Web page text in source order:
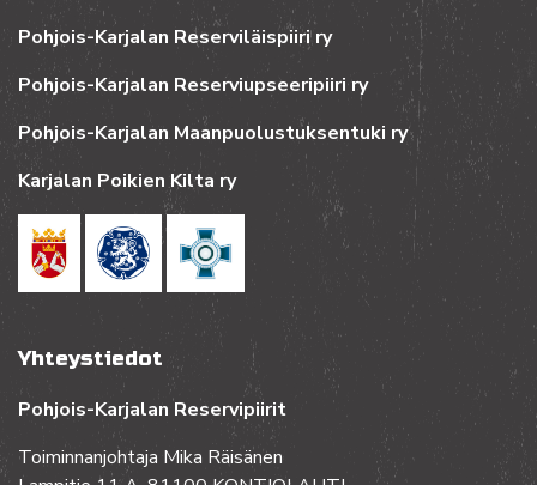
Pohjois-Karjalan Reserviläispiiri ry
Pohjois-Karjalan Reserviupseeripiiri ry
Pohjois-Karjalan Maanpuolustuksentuki ry
Karjalan Poikien Kilta ry
Yhteystiedot
Pohjois-Karjalan Reservipiirit
Toiminnanjohtaja Mika Räisänen